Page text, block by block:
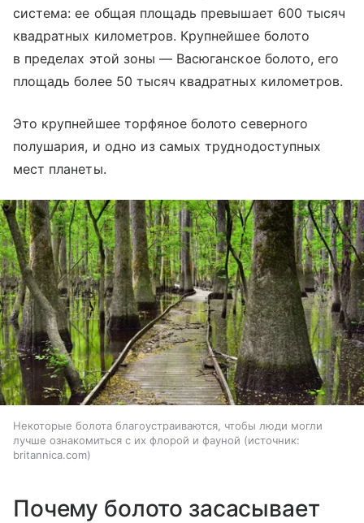
система: ее общая площадь превышает 600 тысяч
квадратных километров. Крупнейшее болото
в пределах этой зоны — Васюганское болото, его
площадь более 50 тысяч квадратных километров.
Это крупнейшее торфяное болото северного
полушария, и одно из самых труднодоступных
мест планеты.
Некоторые болота благоустраиваются, чтобы люди могли
лучше ознакомиться с их флорой и фауной
источник:
britannica.com
Почему болото засасывает